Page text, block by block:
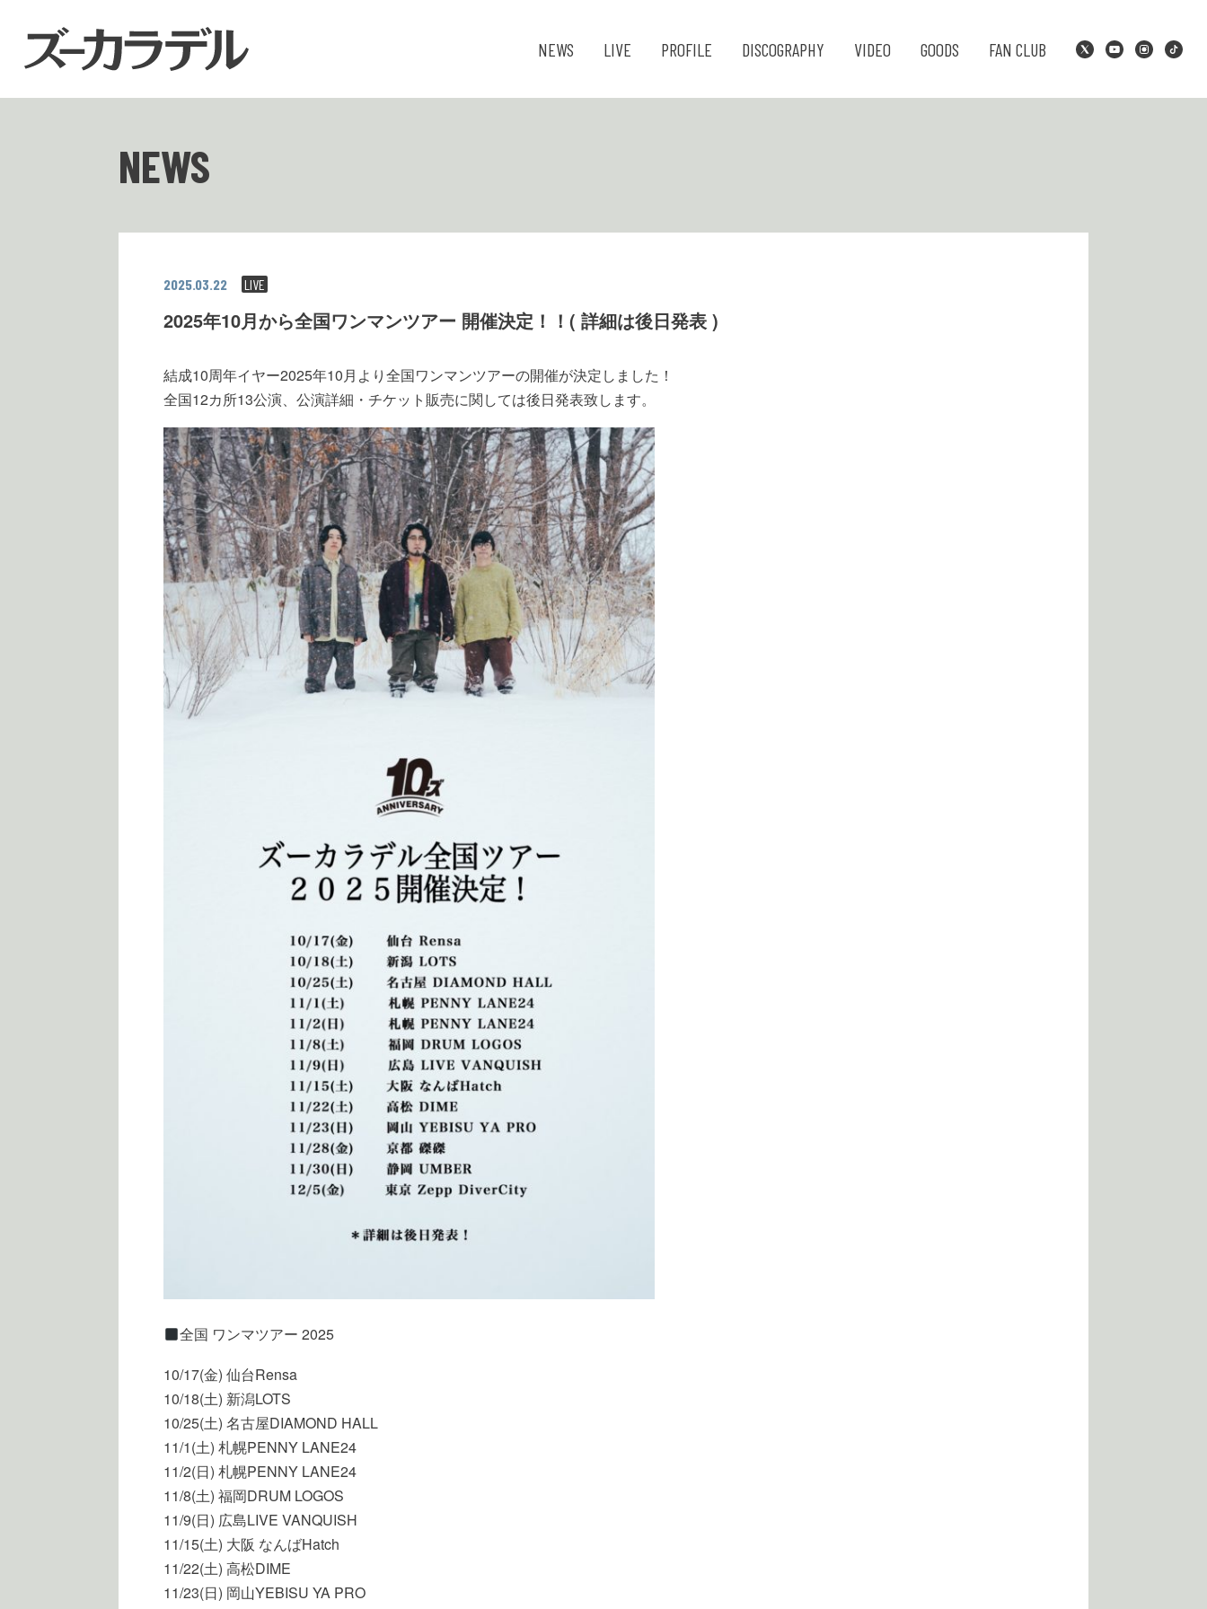
NEWS LIVE PROFILE DISCOGRAPHY VIDEO GOODS FAN CLUB
NEWS
2025.03.22 LIVE
2025年10月から全国ワンマンツアー 開催決定！！( 詳細は後日発表 )
結成10周年イヤー2025年10月より全国ワンマンツアーの開催が決定しました！
全国12カ所13公演、公演詳細・チケット販売に関しては後日発表致します。
全国 ワンマツアー 2025
10/17(金) 仙台Rensa
10/18(土) 新潟LOTS
10/25(土) 名古屋DIAMOND HALL
11/1(土) 札幌PENNY LANE24
11/2(日) 札幌PENNY LANE24
11/8(土) 福岡DRUM LOGOS
11/9(日) 広島LIVE VANQUISH
11/15(土) 大阪 なんばHatch
11/22(土) 高松DIME
11/23(日) 岡山YEBISU YA PRO